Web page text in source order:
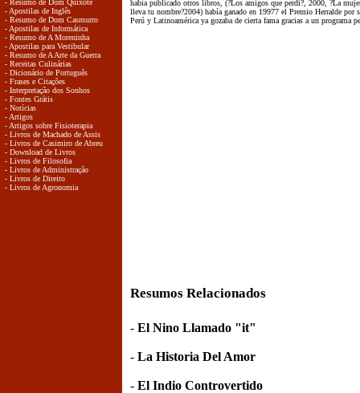
- Resumo de Dom Quixote
- Apostilas de Inglês
- Resumo de Dom Casmurro
- Apostilas de Informática
- Resumo de A Moreninha
- Apostilas para Vestibular
- Resumo de A Arte da Guerra
- Receitas Culinárias
- Dicionário de Português
- Frases e Citações
- Interpretação dos Sonhos
- Fontes Grátis
- Notícias
- Artigos
- Artigos sobre Fisioterapia
- Livros de Machado de Assis
- Livros de Casimiro de Abreu
- Download de Livros
- Livros de Filosofia
- Livros de Administração
- Livros de Direito
- Livros de Agronomia
había publicado otros libros, (?Los amigos que perdí?, 2000, ?La
lleva tu nombre?2004) había ganado en 19977 el Premio Herralde por
Perú y Latinoamérica ya gozaba de cierta fama gracias a un programa
Resumos Relacionados
- El Nino Llamado "it"
- La Historia Del Amor
- El Indio Controvertido